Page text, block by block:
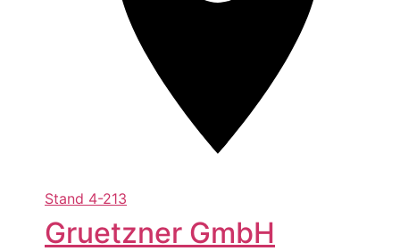
Stand 4-213
Gruetzner GmbH